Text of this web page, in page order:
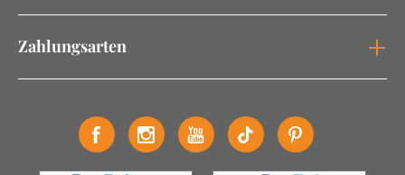
Zahlungsarten